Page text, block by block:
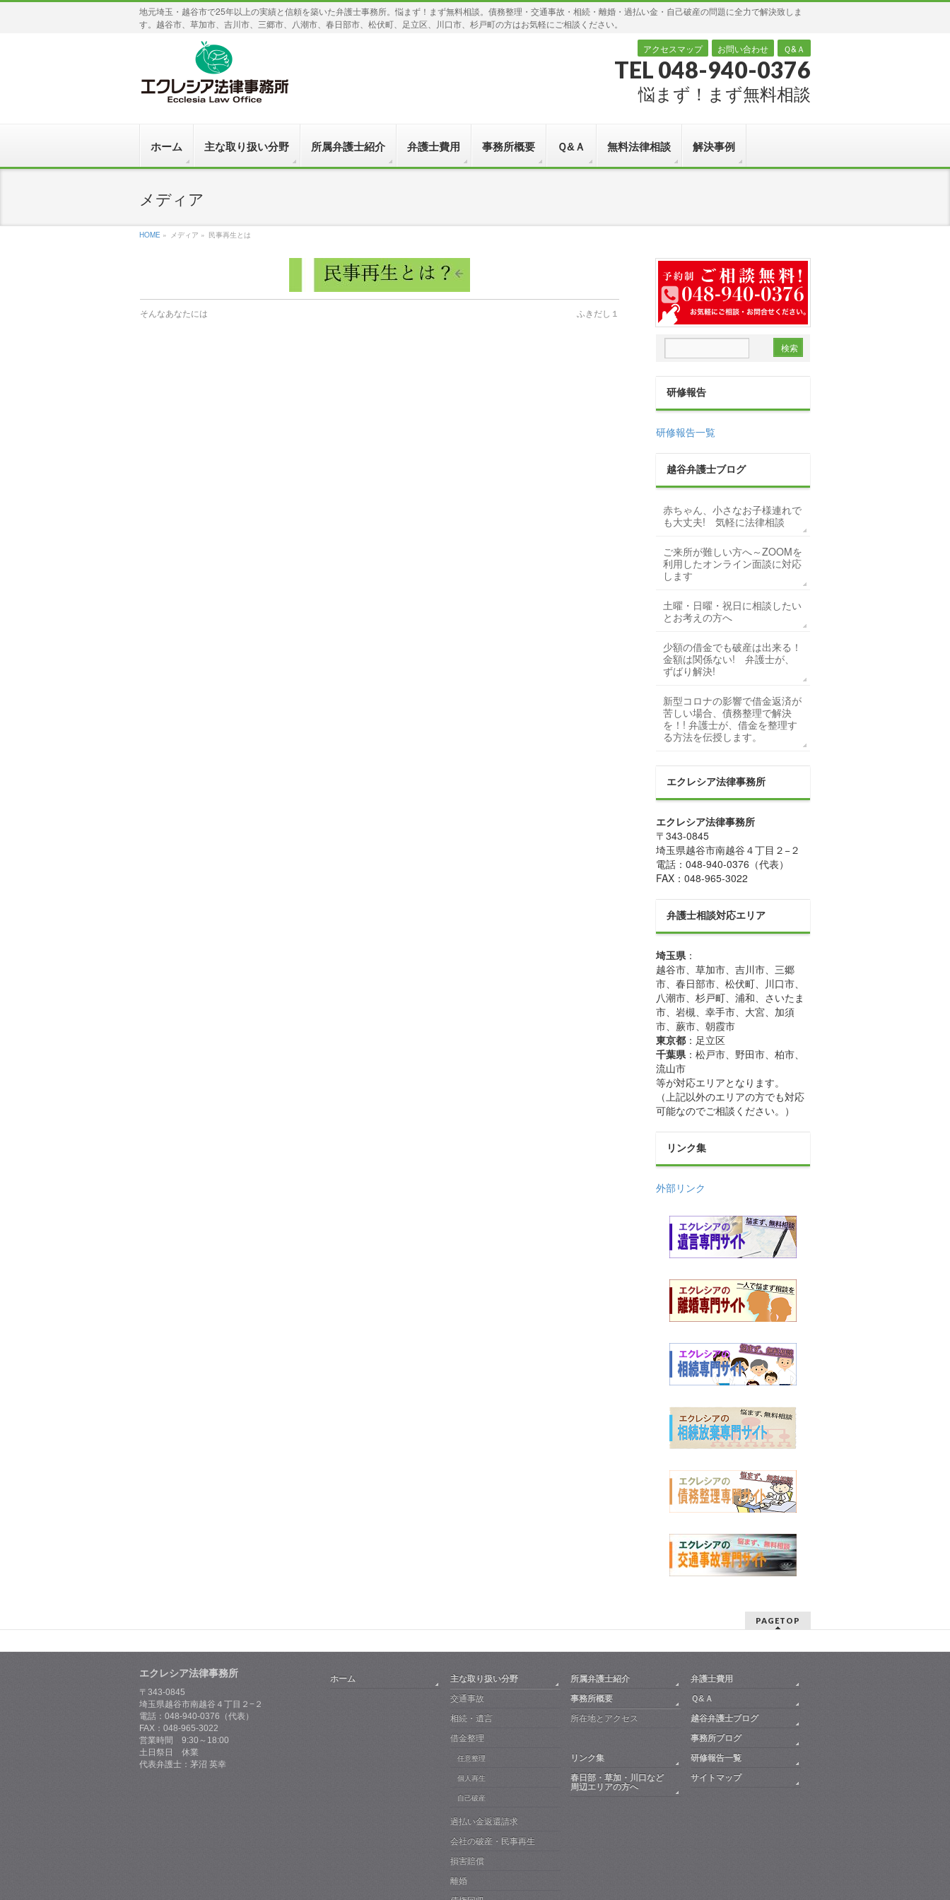
地元埼玉・越谷市で25年以上の実績と信頼を築いた弁護士事務所。悩まず！まず無料相談。債務整理・交通事故・相続・離婚・過払い金・自己破産の問題に全力で解決致しま
す。越谷市、草加市、吉川市、三郷市、八潮市、春日部市、松伏町、足立区、川口市、杉戸町の方はお気軽にご相談ください。
アクセスマップ お問い合わせ Ｑ&Ａ
TEL 048-940-0376
悩まず！まず無料相談
ホーム 主な取り扱い分野 所属弁護士紹介 弁護士費用 事務所概要 Ｑ&Ａ 無料法律相談 解決事例
メディア
HOME » メディア » 民事再生とは
そんなあなたには ふきだし１
研修報告
研修報告一覧
越谷弁護士ブログ
赤ちゃん、小さなお子様連れで
も大丈夫! 気軽に法律相談
ご来所が難しい方へ～ZOOMを
利用したオンライン面談に対応
します
土曜・日曜・祝日に相談したい
とお考えの方へ
少額の借金でも破産は出来る！
金額は関係ない! 弁護士が、
ずばり解決!
新型コロナの影響で借金返済が
苦しい場合、債務整理で解決
を！! 弁護士が、借金を整理す
る方法を伝授します。
エクレシア法律事務所
エクレシア法律事務所
〒 343-0845
埼玉県越谷市南越谷４丁目２−２
電話： 048-940-0376 （代表）
FAX： 048-965-3022
弁護士相談対応エリア
埼玉県：
越谷市、草加市、吉川市、三郷
市、春日部市、松伏町、川口市、
八潮市、杉戸町、浦和、さいたま
市、岩槻、幸手市、大宮、加須
市、蕨市、朝霞市
東京都 ：足立区
千葉県：松戸市、野田市、柏市、
流山市
等が対応エリアとなります。
（上記以外のエリアの方でも対応
可能なのでご相談ください。）
リンク集
外部リンク
PAGETOP
エクレシア法律事務所
〒343-0845
埼玉県越谷市南越谷４丁目２−２
電話：048-940-0376（代表）
FAX：048-965-3022
営業時間 9:30～18:00
土日祭日 休業
代表弁護士：茅沼 英幸
ホーム
主な取り扱い分野
交通事故
相続・遺言
借金整理
任意整理
個人再生
自己破産
過払い金返還請求
会社の破産・民事再生
損害賠償
離婚
所属弁護士紹介
弁護士費用
事務所概要
所在地とアクセス
Ｑ&Ａ
越谷弁護士ブログ
事務所ブログ
リンク集
研修報告一覧
春日部・草加・川口など
周辺エリアの方へ
サイトマップ